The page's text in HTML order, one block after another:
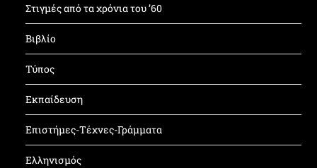
Στιγμές από τα χρόνια του ’60
Βιβλίο
Τύπος
Εκπαίδευση
Επιστήμες-Τέχνες-Γράμματα
Ελληνισμός